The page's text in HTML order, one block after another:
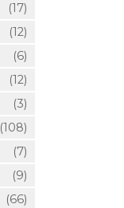
(17)
(12)
(6)
(12)
(3)
(108)
(7)
(9)
(66)